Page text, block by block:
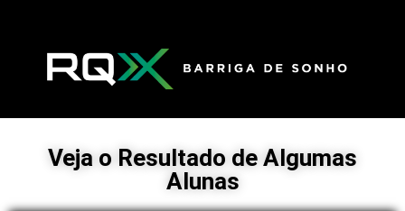
Veja o Resultado de Algumas
Alunas